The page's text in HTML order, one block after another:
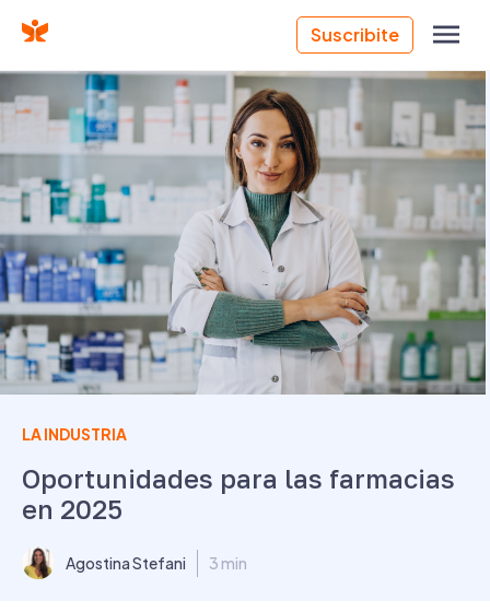
Suscribite
LA INDUSTRIA
Oportunidades para las farmacias
en 2025
Agostina Stefani 3 min